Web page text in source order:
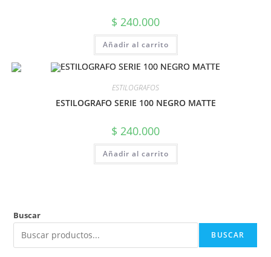
$ 240.000
Añadir al carrito
ESTILOGRAFOS
ESTILOGRAFO SERIE 100 NEGRO MATTE
$ 240.000
Añadir al carrito
Buscar
BUSCAR